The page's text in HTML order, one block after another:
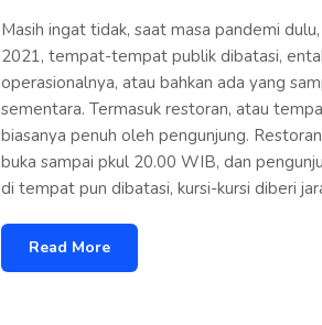
Masih ingat tidak, saat masa pandemi
2021, tempat-tempat publik dibatasi,
operasionalnya, atau bahkan ada yang
sementara. Termasuk restoran, atau
biasanya penuh oleh pengunjung.
buka sampai pkul 20.00 WIB, dan
di tempat pun dibatasi, kursi-kursi diberi
Read More